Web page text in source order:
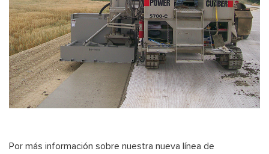
Por más información sobre nuestra nueva línea de